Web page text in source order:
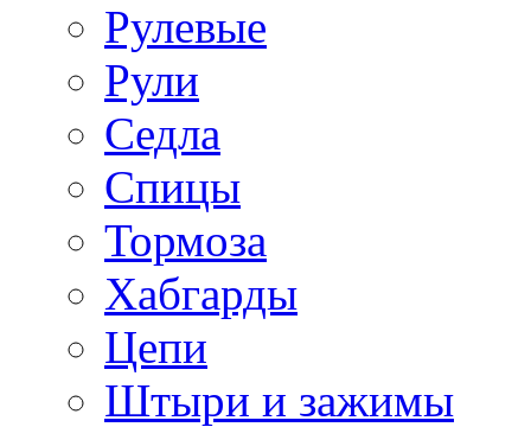
Рулевые
Рули
Седла
Спицы
Тормоза
Хабгарды
Цепи
Штыри и зажимы